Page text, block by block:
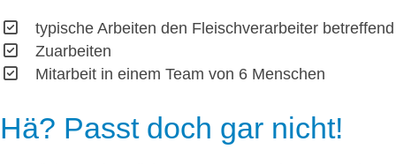
typische Arbeiten den Fleischverarbeiter betreffend
Zuarbeiten
Mitarbeit in einem Team von 6 Menschen
Hä? Passt doch gar nicht!